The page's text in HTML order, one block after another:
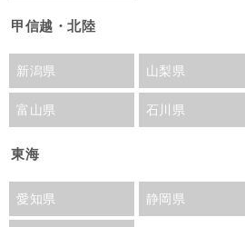
甲信越・北陸
新潟県 山梨県
富山県 石川県
東海
愛知県 静岡県